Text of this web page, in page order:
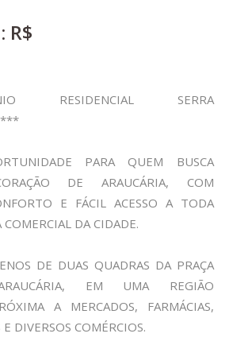
R$
RESIDENCIAL SERRA
PARA QUEM BUSCA
DE ARAUCÁRIA, COM
E FÁCIL ACESSO A TODA
DA CIDADE.
DE DUAS QUADRAS DA PRAÇA
EM UMA REGIÃO
A MERCADOS, FARMÁCIAS,
E DIVERSOS COMÉRCIOS.